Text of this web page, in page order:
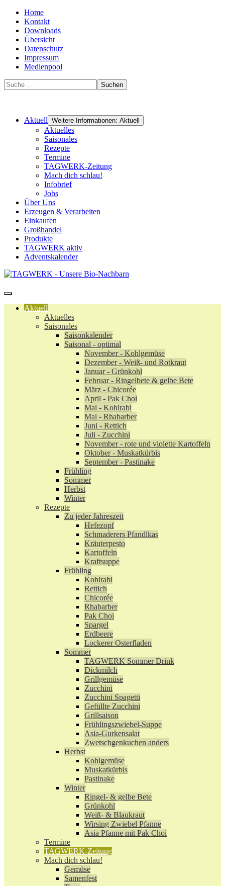
Home
Kontakt
Downloads
Übersicht
Datenschutz
Impressum
Medienpool
Suchen
Aktuell Weitere Informationen: Aktuell
Aktuelles
Saisonales
Rezepte
Termine
TAGWERK-Zeitung
Mach dich schlau!
Infobrief
Jobs
Über Uns
Erzeugen & Verarbeiten
Einkaufen
Großhandel
Produkte
TAGWERK aktiv
Adventskalender
Aktuell
Aktuelles
Saisonales
Saisonkalender
Saisonal - optimal
November - Kohlgemüse
Dezember - Weiß- und Rotkraut
Januar - Grünkohl
Februar - Ringelbete & gelbe Bete
März - Chicorée
April - Pak Choi
Mai - Kohlrabi
Mai - Rhabarber
Juni - Rettich
Juli - Zucchini
November - rote und violette Kartoffeln
Oktober - Muskatkürbis
September - Pastinake
Frühling
Sommer
Herbst
Winter
Rezepte
Zu jeder Jahreszeit
Hefezopf
Schmaderers Pfandlkas
Kräuterpesto
Kartoffeln
Kraftsuppe
Frühling
Kohlrabi
Rettich
Chicorée
Rhabarber
Pak Choi
Spargel
Erdbeere
Lockerer Osterfladen
Sommer
TAGWERK Sommer Drink
Dickmilch
Grillgemüse
Zucchini
Zucchini Spagetti
Gefüllte Zucchini
Grillsaison
Frühlingszwiebel-Suppe
Asia-Gurkensalat
Zwetschgenkuchen anders
Herbst
Kohlgemüse
Muskatkürbis
Pastinake
Winter
Ringel- & gelbe Bete
Grünkohl
Weiß- & Blaukraut
Wirsing Zwiebel Pfanne
Asia Pfanne mit Pak Choi
Termine
TAGWERK-Zeitung
Mach dich schlau!
Gemüse
Samenfest